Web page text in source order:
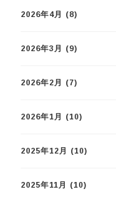
2026年4月 (8)
2026年3月 (9)
2026年2月 (7)
2026年1月 (10)
2025年12月 (10)
2025年11月 (10)